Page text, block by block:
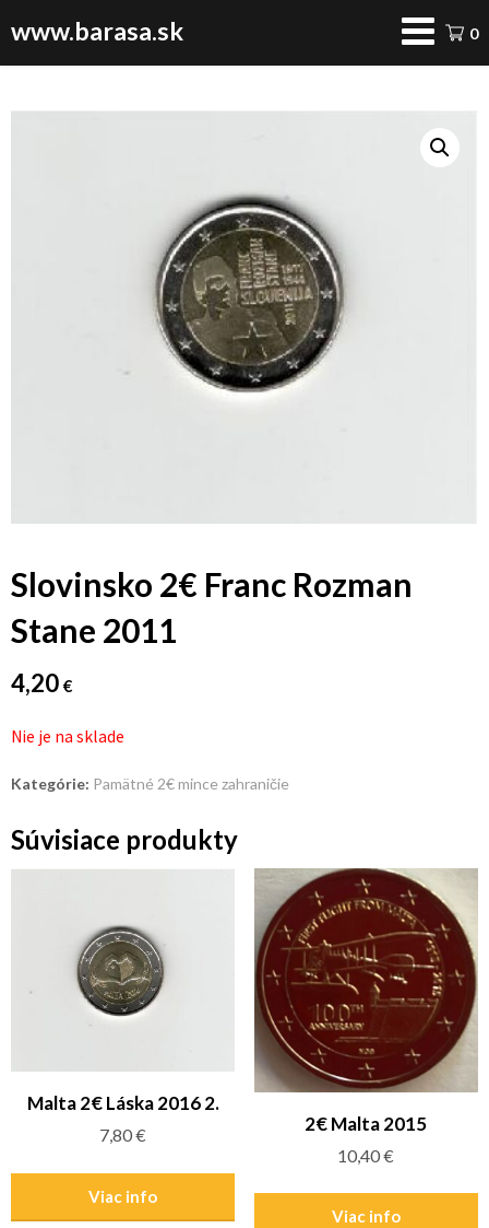
www.barasa.sk 0
Slovinsko 2€ Franc Rozman
Stane 2011
4,20 €
Nie je na sklade
Kategórie: Pamätné 2€ mince zahraničie
Súvisiace produkty
Malta 2€ Láska 2016 2.
7,80€
Viac info
2€ Malta 2015
10,40€
Viac info